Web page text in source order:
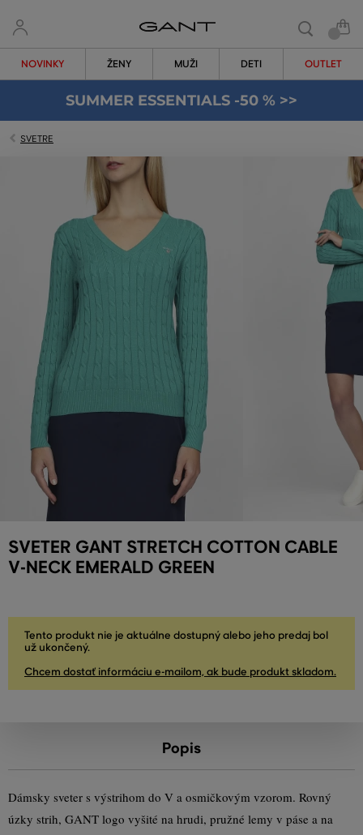
NOVINKY ŽENY MUŽI DETI OUTLET
SUMMER ESSENTIALS -50 % >>
SVETRE
SVETER GANT STRETCH COTTON CABLE
V-NECK EMERALD GREEN
Tento produkt nie je aktuálne dostupný alebo jeho predaj bol
už ukončený.
Chcem dostať informáciu e-mailom, ak bude produkt skladom.
Popis
Dámsky sveter s výstrihom do V a osmičkovým vzorom. Rovný
úzky strih, GANT logo vyšité na hrudi, pružné lemy v páse a na